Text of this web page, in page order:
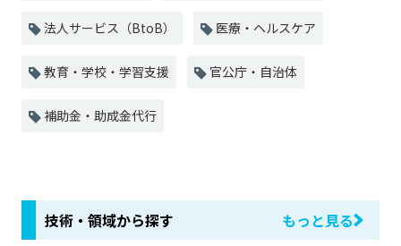
法人サービス（BtoB） 医療・ヘルスケア
教育・学校・学習支援 官公庁・自治体
補助金・助成金代行
技術・領域から探す もっと見る